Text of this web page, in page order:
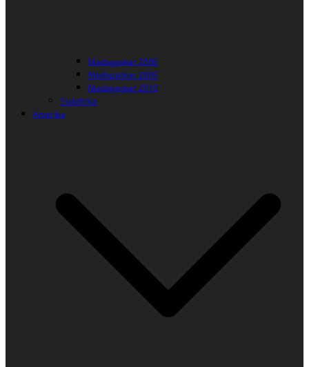
Madagaskar 2006
Madagaskar 2009
Madagaskar 2010
Südafrika
Amerika